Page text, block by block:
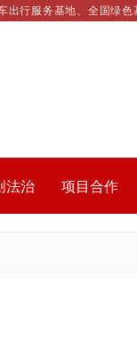
行服务基地、全国绿色
法治 项目合作